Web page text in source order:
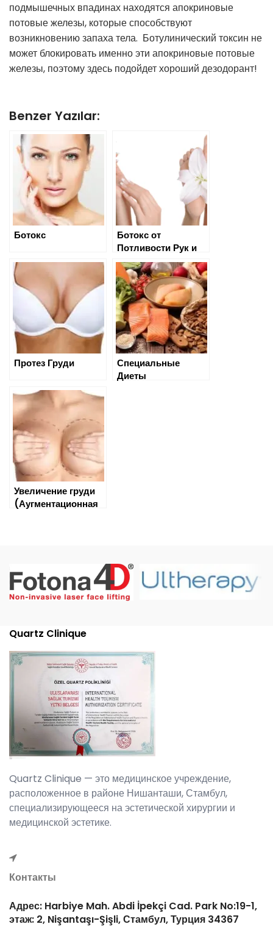
подмышечных впадинах находятся апокриновые
потовые железы, которые способствуют
возникновению запаха тела. Ботулинический токсин не
может блокировать именно эти апокриновые потовые
железы, поэтому здесь подойдет хороший дезодорант!
Benzer Yazılar:
Ботокс
Ботокс от
Потливости Рук и
Ног
Протез Груди
Специальные
Диеты
Увеличение груди
(Аугментационная
Quartz Clinique
Quartz Clinique — это медицинское учреждение,
расположенное в районе Нишанташи, Стамбул,
специализирующееся на эстетической хирургии и
медицинской эстетике.
Контакты
Адрес: Harbiye Mah. Abdi İpekçi Cad. Park No:19-1,
этаж: 2, Nişantaşı-Şişli, Стамбул, Турция 34367